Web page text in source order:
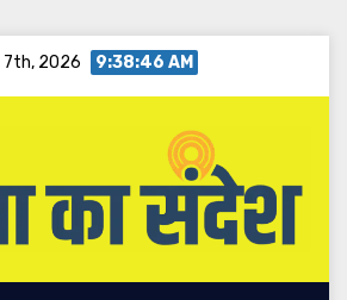
7th, 2026 9:38:47 AM